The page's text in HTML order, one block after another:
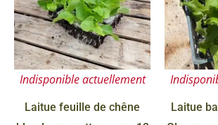
Indisponible actuellement
Laitue feuille de chêne
Laitue